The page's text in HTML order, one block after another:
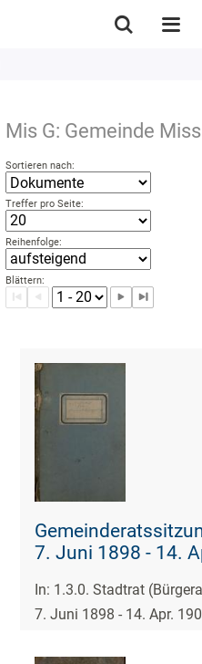
Mis G: Gemeinde
Sortieren nach:
Treffer pro Seite:
Reihenfolge:
Blättern:
7. Juni 1898 - 14.
In: 1.3.0. Stadtrat
7. Juni 1898 - 14. Apr.